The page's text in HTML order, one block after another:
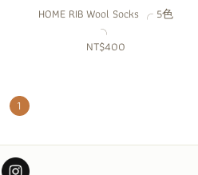
HOME RIB Wool Socks ╭ 5色
╮
NT$400
1